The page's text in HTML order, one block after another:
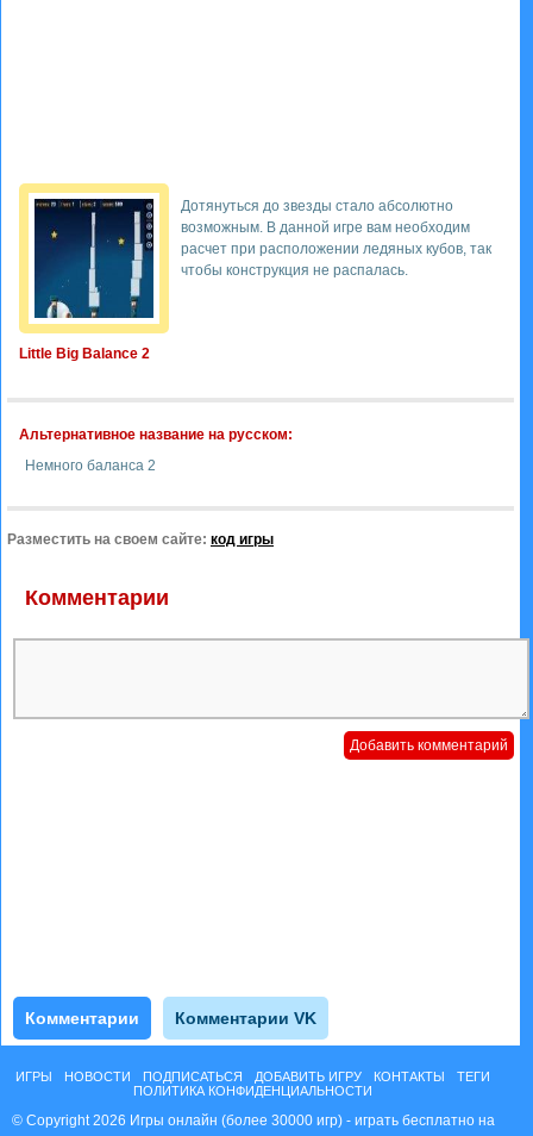
Little Big Balance 2
Дотянуться до звезды стало абсолютно
возможным. В данной игре вам необходим
расчет при расположении ледяных кубов, так
чтобы конструкция не распалась.
Альтернативное название на русском:
Немного баланса 2
Разместить на своем сайте: код игры
Комментарии
Комментарии Комментарии VK
ИГРЫ НОВОСТИ ПОДПИСАТЬСЯ ДОБАВИТЬ ИГРУ КОНТАКТЫ
ТЕГИ
ПОЛИТИКА КОНФИДЕНЦИАЛЬНОСТИ
© Copyright 2026 Игры онлайн (более 30000 игр) - играть бесплатно на